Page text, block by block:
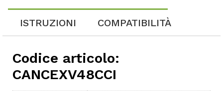
ISTRUZIONI COMPATIBILITÀ
Codice articolo:
CANCEXV48CCI